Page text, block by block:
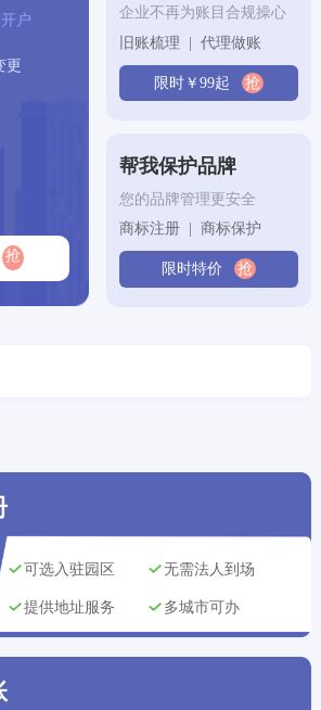
刚刚获取了
刚刚获取了 专利申请方案
刚刚获取了 专利申请方案
刚刚获取了 专利申请方案
刚刚获取了 代理记账方案
刚刚获取了 代理记账方案
户
更
抢
企业不再为账目合规操心
旧账梳理 | 代理做账
限时￥99起 抢
帮我保护品牌
您的品牌管理更安全
商标注册 | 商标保护
限时特价 抢
可选入驻园区
无需法人到场
提供地址服务 多城市可办